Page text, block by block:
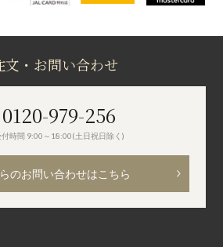
文・お問い合わせ
0120-979-256
付時間 9:00～18:00(土日祝日除く)
のお問い合わせはこちら